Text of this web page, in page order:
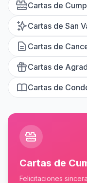
Cartas de
Cartas de San
Cartas de
Cartas de
Cartas de
Cartas de
Felicitaciones